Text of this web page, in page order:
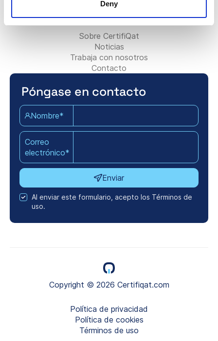
Deny
Kontakta partnerteamet
Acerca de Certifiqat:
Sobre CertifiQat
Noticias
Trabaja con nosotros
Contacto
Póngase en contacto
Nombre*
Correo
electrónico*
Enviar
Al enviar este formulario, acepto los Términos de
uso.
Copyright © 2026 Certifiqat.com
Política de privacidad
Política de cookies
Términos de uso